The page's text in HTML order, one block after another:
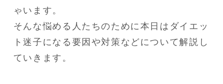
ゃいます。
そんな悩める人たちのために本日はダイエッ
ト迷子になる要因や対策などについて解説し